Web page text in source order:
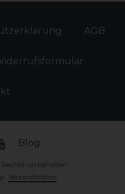
AGB
Blog
vorbehalten.
Versandkosten